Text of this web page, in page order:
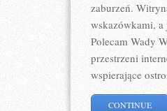
zaburzeń.
wskazówkami, a
Polecam Wady
przestrzeni
wspierające
CONTINUE